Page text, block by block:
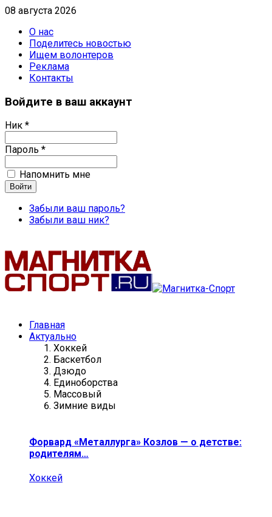
08 августа 2026
О нас
Поделитесь новостью
Ищем волонтеров
Реклама
Контакты
Войдите в ваш аккаунт
Ник *
Пароль *
Напомнить мне
Забыли ваш пароль?
Забыли ваш ник?
Главная
Актуально
Хоккей
Баскетбол
Дзюдо
Единоборства
Массовый
Зимние виды
Форвард «Металлурга» Козлов — о детстве:
родителям…
Хоккей